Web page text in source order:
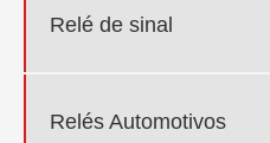
Relé de sinal
Relés Automotivos